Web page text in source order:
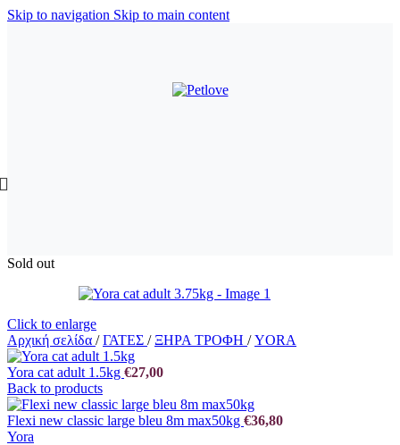
Skip to navigation Skip to main content
Sold out
Click to enlarge
Αρχική σελίδα / ΓΑΤΕΣ / ΞΗΡΑ ΤΡΟΦΗ / YORA
Yora cat adult 1.5kg €27,00
Back to products
Flexi new classic large bleu 8m max50kg €36,80
Yora